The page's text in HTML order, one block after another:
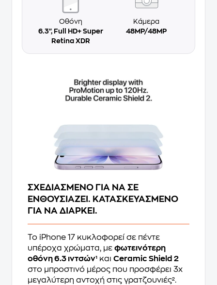
Οθόνη
6.3'', Full HD+ Super
Retina XDR
Κάμερα
48MP/48MP
ΣΧΕΔΙΑΣΜΕΝΟ ΓΙΑ ΝΑ ΣΕ
ΕΝΘΟΥΣΙΑΖΕΙ. ΚΑΤΑΣΚΕΥΑΣΜΕΝΟ
ΓΙΑ ΝΑ ΔΙΑΡΚΕΙ.
Το iPhone 17 κυκλοφορεί σε πέντε
υπέροχα χρώματα, με φωτεινότερη
οθόνη 6.3 ιντσών¹ και Ceramic Shield 2
στο μπροστινό μέρος που προσφέρει 3x
μεγαλύτερη αντοχή στις γρατζουνιές².